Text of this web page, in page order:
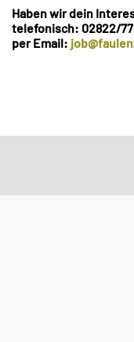
Haben wir dein
telefonisch: 02822/
per Email: